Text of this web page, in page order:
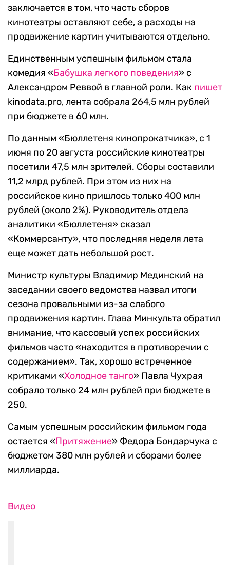
заключается в том, что часть сборов
кинотеатры оставляют себе, а расходы на
продвижение картин учитываются отдельно.
Единственным успешным фильмом стала
комедия «Бабушка легкого поведения» с
Александром Реввой в главной роли. Как пишет
kinodata.pro, лента собрала 264,5 млн рублей
при бюджете в 60 млн.
По данным «Бюллетеня кинопрокатчика», с 1
июня по 20 августа российские кинотеатры
посетили 47,5 млн зрителей. Сборы составили
11,2 млрд рублей. При этом из них на
российское кино пришлось только 400 млн
рублей (около 2%). Руководитель отдела
аналитики «Бюллетеня» сказал
«Коммерсанту», что последняя неделя лета
еще может дать небольшой рост.
Министр культуры Владимир Мединский на
заседании своего ведомства назвал итоги
сезона провальными из-за слабого
продвижения картин. Глава Минкульта обратил
внимание, что кассовый успех российских
фильмов часто «находится в противоречии с
содержанием». Так, хорошо встреченное
критиками «Холодное танго» Павла Чухрая
собрало только 24 млн рублей при бюджете в
250.
Самым успешным российским фильмом года
остается «Притяжение» Федора Бондарчука с
бюджетом 380 млн рублей и сборами более
миллиарда.
Видео